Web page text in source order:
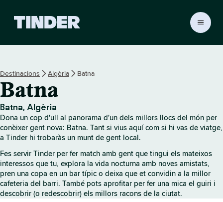
r
c
i
Destinacions Algèria Batna
Batna
Batna, Algèria
Dona un cop d'ull al panorama d'un dels millors llocs del món per
conèixer gent nova: Batna. Tant si vius aquí com si hi vas de viatge,
a Tinder hi trobaràs un munt de gent local.
Fes servir Tinder per fer match amb gent que tingui els mateixos
interessos que tu, explora la vida nocturna amb noves amistats,
pren una copa en un bar típic o deixa que et convidin a la millor
cafeteria del barri. També pots aprofitar per fer una mica el guiri i
descobrir (o redescobrir) els millors racons de la ciutat.